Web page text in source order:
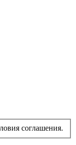
соглашения.